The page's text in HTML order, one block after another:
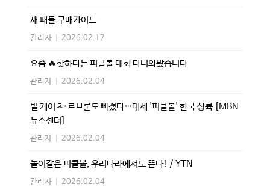
새 패들 구매가이드
관리자 2026.02.17
요즘 🔥핫하다는 피클볼 대회 다녀와봤습니다
관리자 2026.02.04
빌 게이츠·르브론도 빠졌다…대세 '피클볼' 한국 상륙 [MBN
뉴스센터]
관리자 2026.02.04
놀이같은 피클볼, 우리나라에서도 뜬다! / YTN
관리자 2026.02.04